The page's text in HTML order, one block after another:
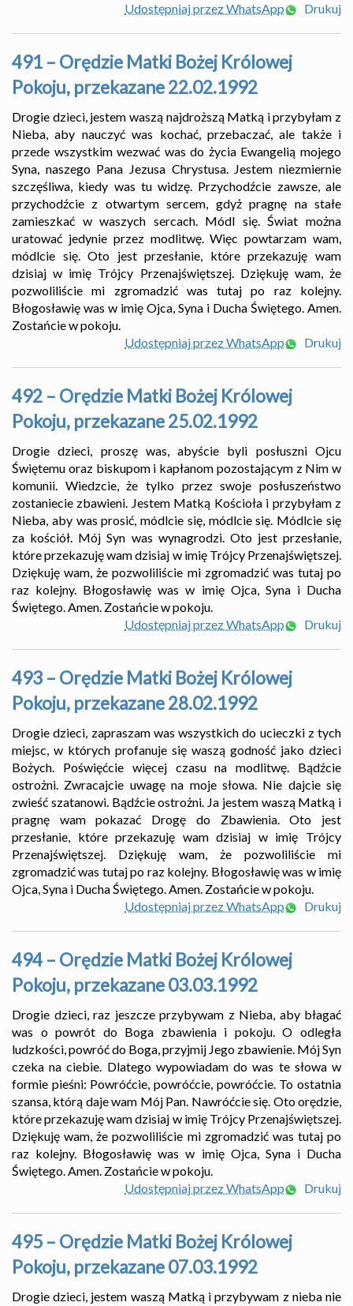
Udostępniaj przez WhatsApp
Drukuj
491 – Orędzie Matki Bożej Królowej
Pokoju, przekazane 22.02.1992
Drogie dzieci, jestem waszą najdroższą Matką i przybyłam z
Nieba, aby nauczyć was kochać, przebaczać, ale także i
przede wszystkim wezwać was do życia Ewangelią mojego
Syna, naszego Pana Jezusa Chrystusa. Jestem niezmiernie
szczęśliwa, kiedy was tu widzę. Przychodźcie zawsze, ale
przychodźcie z otwartym sercem, gdyż pragnę na stałe
zamieszkać w waszych sercach. Módl się. Świat można
uratować jedynie przez modlitwę. Więc powtarzam wam,
módlcie się. Oto jest przesłanie, które przekazuję wam
dzisiaj w imię Trójcy Przenajświętszej. Dziękuję wam, że
pozwoliliście mi zgromadzić was tutaj po raz kolejny.
Błogosławię was w imię Ojca, Syna i Ducha Świętego. Amen.
Zostańcie w pokoju.
Udostępniaj przez WhatsApp
Drukuj
492 – Orędzie Matki Bożej Królowej
Pokoju, przekazane 25.02.1992
Drogie dzieci, proszę was, abyście byli posłuszni Ojcu
Świętemu oraz biskupom i kapłanom pozostającym z Nim w
komunii. Wiedzcie, że tylko przez swoje posłuszeństwo
zostaniecie zbawieni. Jestem Matką Kościoła i przybyłam z
Nieba, aby was prosić, módlcie się, módlcie się. Módlcie się
za kościół. Mój Syn was wynagrodzi. Oto jest przesłanie,
które przekazuję wam dzisiaj w imię Trójcy Przenajświętszej.
Dziękuję wam, że pozwoliliście mi zgromadzić was tutaj po
raz kolejny. Błogosławię was w imię Ojca, Syna i Ducha
Świętego. Amen. Zostańcie w pokoju.
Udostępniaj przez WhatsApp
Drukuj
493 – Orędzie Matki Bożej Królowej
Pokoju, przekazane 28.02.1992
Drogie dzieci, zapraszam was wszystkich do ucieczki z tych
miejsc, w których profanuje się waszą godność jako dzieci
Bożych. Poświęćcie więcej czasu na modlitwę. Bądźcie
ostrożni. Zwracajcie uwagę na moje słowa. Nie dajcie się
zwieść szatanowi. Bądźcie ostrożni. Ja jestem waszą Matką i
pragnę wam pokazać Drogę do Zbawienia. Oto jest
przesłanie, które przekazuję wam dzisiaj w imię Trójcy
Przenajświętszej. Dziękuję wam, że pozwoliliście mi
zgromadzić was tutaj po raz kolejny. Błogosławię was w imię
Ojca, Syna i Ducha Świętego. Amen. Zostańcie w pokoju.
Udostępniaj przez WhatsApp
Drukuj
494 – Orędzie Matki Bożej Królowej
Pokoju, przekazane 03.03.1992
Drogie dzieci, raz jeszcze przybywam z Nieba, aby błagać
was o powrót do Boga zbawienia i pokoju. O odległa
ludzkości, powróć do Boga, przyjmij Jego zbawienie. Mój Syn
czeka na ciebie. Dlatego wypowiadam do was te słowa w
formie pieśni: Powróćcie, powróćcie, powróćcie. To ostatnia
szansa, którą daje wam Mój Pan. Nawróćcie się. Oto orędzie,
które przekazuję wam dzisiaj w imię Trójcy Przenajświętszej.
Dziękuję wam, że pozwoliliście mi zgromadzić was tutaj po
raz kolejny. Błogosławię was w imię Ojca, Syna i Ducha
Świętego. Amen. Zostańcie w pokoju.
Udostępniaj przez WhatsApp
Drukuj
495 – Orędzie Matki Bożej Królowej
Pokoju, przekazane 07.03.1992
Drogie dzieci, jestem waszą Matką i przybywam z nieba nie